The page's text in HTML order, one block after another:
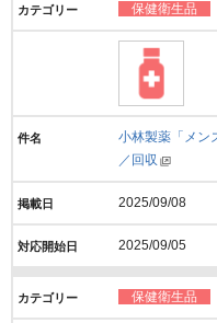
保健衛生品
小林製薬「メン
／回収
2025/09/08
2025/09/05
保健衛生品